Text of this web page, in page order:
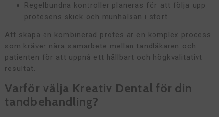
Regelbundna kontroller planeras för att följa upp
protesens skick och munhälsan i stort
Att skapa en kombinerad protes är en komplex process
som kräver nära samarbete mellan tandläkaren och
patienten för att uppnå ett hållbart och högkvalitativt
resultat.
Varför välja Kreativ Dental för din
tandbehandling?